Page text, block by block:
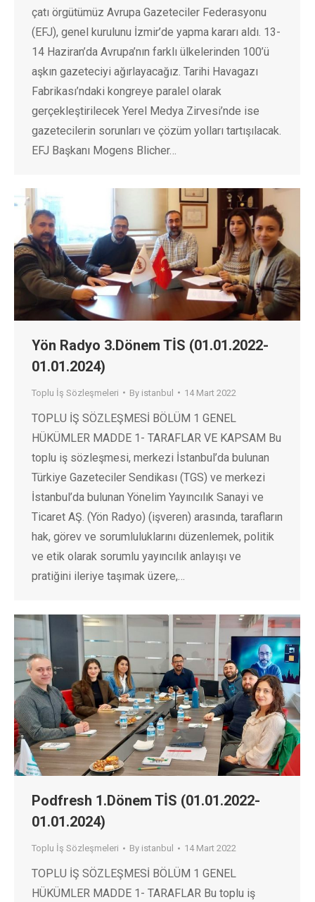
çatı örgütümüz Avrupa Gazeteciler Federasyonu
(EFJ), genel kurulunu İzmir’de yapma kararı aldı. 13-
14 Haziran’da Avrupa’nın farklı ülkelerinden 100’ü
aşkın gazeteciyi ağırlayacağız. Tarihi Havagazı
Fabrikası’ndaki kongreye paralel olarak
gerçekleştirilecek Yerel Medya Zirvesi’nde ise
gazetecilerin sorunları ve çözüm yolları tartışılacak.
EFJ Başkanı Mogens Blicher…
Yön Radyo 3.Dönem TİS (01.01.2022-
01.01.2024)
Toplu İş Sözleşmeleri By istanbul 14 Mart 2022
TOPLU İŞ SÖZLEŞMESİ BÖLÜM 1 GENEL
HÜKÜMLER MADDE 1- TARAFLAR VE KAPSAM Bu
toplu iş sözleşmesi, merkezi İstanbul’da bulunan
Türkiye Gazeteciler Sendikası (TGS) ve merkezi
İstanbul’da bulunan Yönelim Yayıncılık Sanayi ve
Ticaret AŞ. (Yön Radyo) (işveren) arasında, tarafların
hak, görev ve sorumluluklarını düzenlemek, politik
ve etik olarak sorumlu yayıncılık anlayışı ve
pratiğini ileriye taşımak üzere,…
Podfresh 1.Dönem TİS (01.01.2022-
01.01.2024)
Toplu İş Sözleşmeleri By istanbul 14 Mart 2022
TOPLU İŞ SÖZLEŞMESİ BÖLÜM 1 GENEL
HÜKÜMLER MADDE 1- TARAFLAR Bu toplu iş